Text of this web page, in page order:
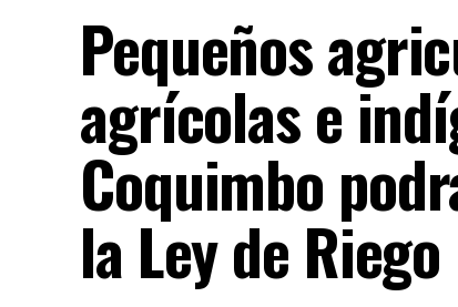
Pequeños
agrícolas e
Coquimbo
la Ley de Riego